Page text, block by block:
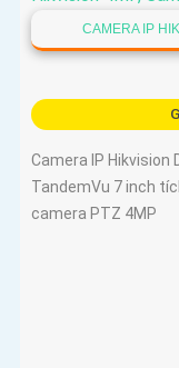
CAMERA IP
Camera IP Hikvision
TandemVu 7 inch
camera PTZ 4MP